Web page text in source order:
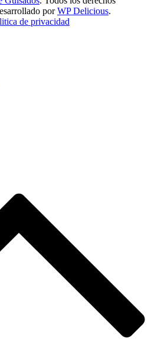
porWP Delicious.
de privacidad